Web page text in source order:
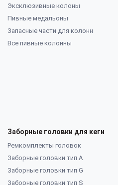
Эксклюзивные колоны
Пивные медальоны
Запасные части для колонн
Все пивные колонны
Заборные головки для кеги
Ремкомплекты головок
Заборные головки тип А
Заборные головки тип G
Заборные головки тип S